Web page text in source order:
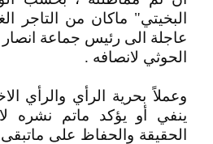
البخيتي" ماكان من التاجر
عاجلة الى رئيس جماعة انصار
الحوثي لانصافه .
وعملاً بحرية الرأي والرأي
ينفي أو يؤكد ماتم نشره
الحقيقة والحفاظ على